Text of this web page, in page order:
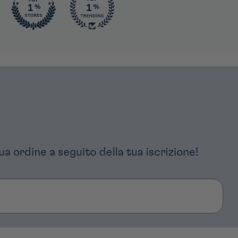
ordine a seguito della tua iscrizione!